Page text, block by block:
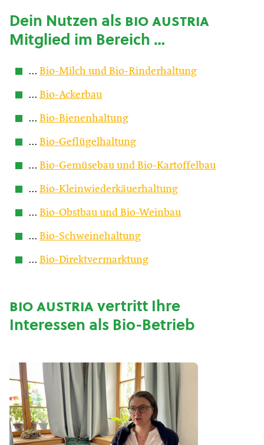
Dein Nutzen alsbio austria
Mitglied im Bereich …
… Bio-Milch und Bio-Rinderhaltung
… Bio-Ackerbau
… Bio-Bienenhaltung
… Bio-Geflügelhaltung
… Bio-Gemüsebau und Bio-Kartoffelbau
… Bio-Kleinwiederkäuerhaltung
… Bio-Obstbau und Bio-Weinbau
… Bio-Schweinehaltung
… Bio-Direktvermarktung
bio austriavertritt Ihre
Interessen als Bio-Betrieb